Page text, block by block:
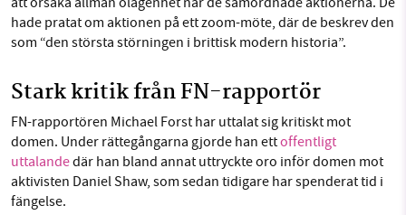
hade pratat om aktionen på ett zoom-möte, där de beskrev den
som “den största störningen i brittisk modern historia”.
Stark kritik från FN-rapportör
FN-rapportören Michael Forst har uttalat sig kritiskt mot
domen. Under rättegångarna gjorde han ettoffentligt
uttalandedär han bland annat uttryckte oro inför domen mot
aktivisten Daniel Shaw, som sedan tidigare har spenderat tid i
fängelse.
Stötta vårt arbete genom att swisha en slant till
1231368703
Läs vad vi vill göra